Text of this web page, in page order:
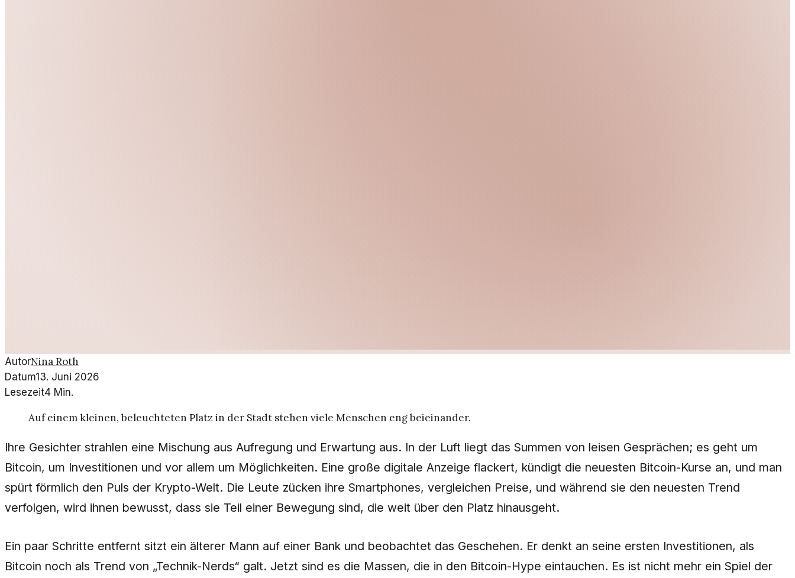
AutorNina Roth
Datum13. Juni 2026
Lesezeit4 Min.
Auf einem kleinen, beleuchteten Platz in der Stadt stehen viele Menschen eng beieinander.
Ihre Gesichter strahlen eine Mischung aus Aufregung und Erwartung aus. In der Luft liegt das Summen von leisen Gesprächen; es geht um
Bitcoin, um Investitionen und vor allem um Möglichkeiten. Eine große digitale Anzeige flackert, kündigt die neuesten Bitcoin-Kurse an, und man
spürt förmlich den Puls der Krypto-Welt. Die Leute zücken ihre Smartphones, vergleichen Preise, und während sie den neuesten Trend
verfolgen, wird ihnen bewusst, dass sie Teil einer Bewegung sind, die weit über den Platz hinausgeht.
Ein paar Schritte entfernt sitzt ein älterer Mann auf einer Bank und beobachtet das Geschehen. Er denkt an seine ersten Investitionen, als
Bitcoin noch als Trend von „Technik-Nerds“ galt. Jetzt sind es die Massen, die in den Bitcoin-Hype eintauchen. Es ist nicht mehr ein Spiel der